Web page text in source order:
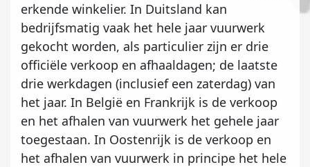
erkende winkelier. In Duitsland kan
bedrijfsmatig vaak het hele jaar vuurwerk
gekocht worden, als particulier zijn er drie
officiële verkoop en afhaaldagen; de laatste
drie werkdagen (inclusief een zaterdag) van
het jaar. In België en Frankrijk is de verkoop
en het afhalen van vuurwerk het gehele jaar
toegestaan. In Oostenrijk is de verkoop en
het afhalen van vuurwerk in principe het hele